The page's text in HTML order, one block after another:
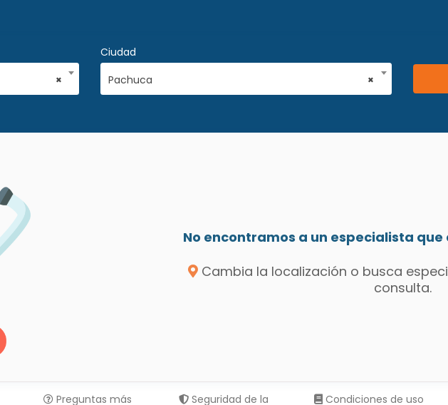
×
Ciudad
×
Pachuca
No encontramos a un especialista
Cambia la localización o busca
consulta.
Preguntas más
Seguridad de la
Condiciones de uso